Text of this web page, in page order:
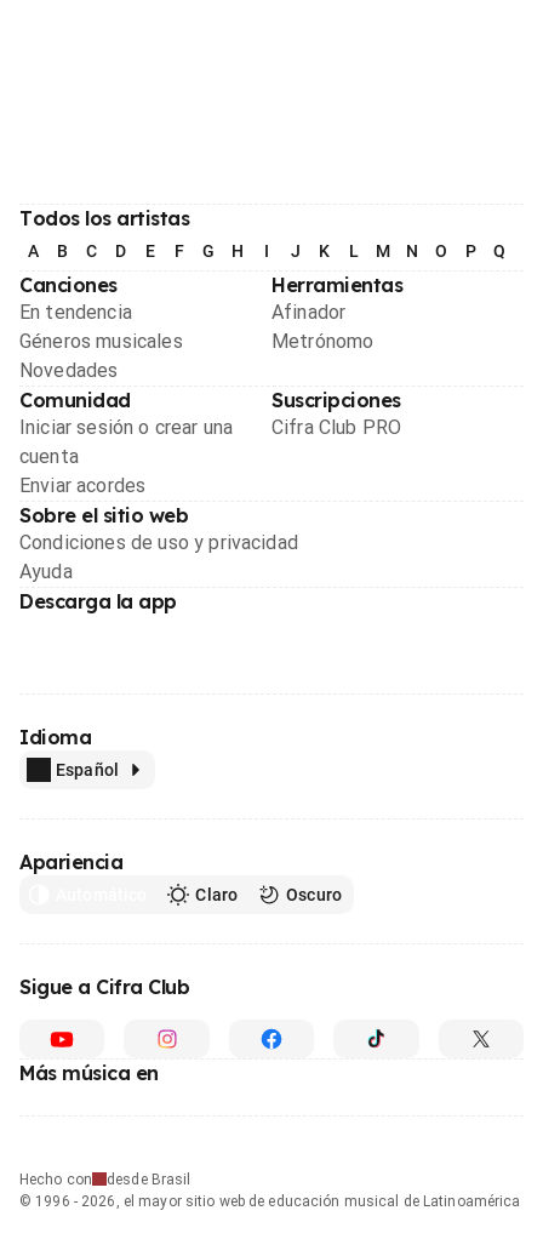
Todos los artistas
A B C D E F G H I J K L M N O P Q
Canciones
En tendencia
Géneros musicales
Novedades
Herramientas
Afinador
Metrónomo
Comunidad
Iniciar sesión o crear una
cuenta
Enviar acordes
Suscripciones
Cifra Club PRO
Sobre el sitio web
Condiciones de uso y privacidad
Ayuda
Descarga la app
Idioma
Español
Apariencia
Claro Oscuro
Sigue a Cifra Club
Más música en
Hecho con
desde Brasil
© 1996 - 2026, el mayor sitio web de educación musical de Latinoamérica